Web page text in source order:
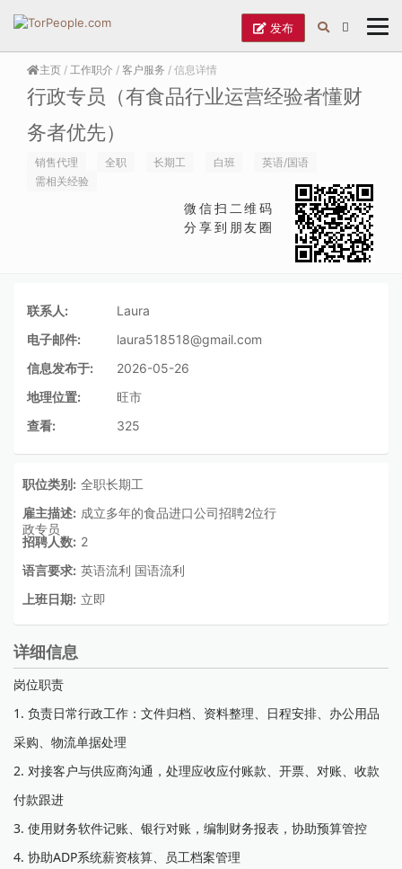
发布
主页 / 工作职介 / 客户服务 / 信息详情
行政专员（有食品行业运营经验者懂财
务者优先）
销售代理 全职 长期工 白班
英语/国语
需相关经验
微信扫二维码
分享到朋友圈
联系人:
Laura
电子邮件:
laura518518@gmail.com
信息发布于:
2026-05-26
地理位置:
旺市
查看:
325
职位类别: 全职长期工
雇主描述: 成立多年的食品进口公司招聘2位行
政专员
招聘人数: 2
语言要求: 英语流利 国语流利
上班日期: 立即
详细信息
岗位职责
1. 负责日常行政工作：文件归档、资料整理、日程安排、办公用品
采购、物流单据处理
2. 对接客户与供应商沟通，处理应收应付账款、开票、对账、收款
付款跟进
3. 使用财务软件记账、银行对账，编制财务报表，协助预算管控
4. 协助ADP系统薪资核算、员工档案管理